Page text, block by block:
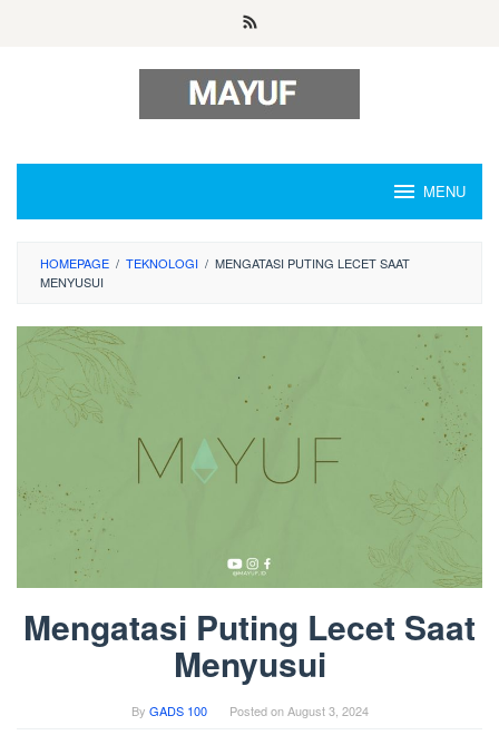
MENU
HOMEPAGE / TEKNOLOGI / MENGATASI PUTING LECET SAAT
MENYUSUI
Mengatasi Puting Lecet Saat
Menyusui
By GADS 100 Posted onAugust 3, 2024